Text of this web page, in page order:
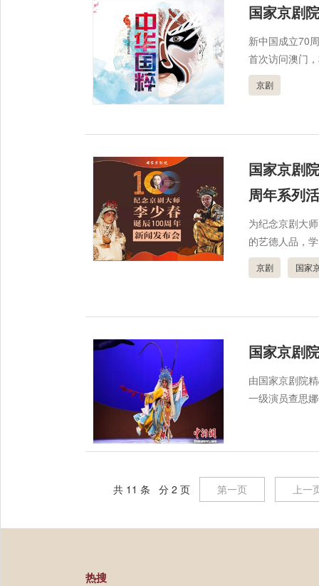
国家京剧
新中国成立70
首次访问澳门
京剧
国家京剧
周年系列
为纪念京剧大
的艺德人品，
京剧 国家
国家京剧
由国家京剧院
一级演员查思
共 11 条 分 2 页 第一页 上一
热搜